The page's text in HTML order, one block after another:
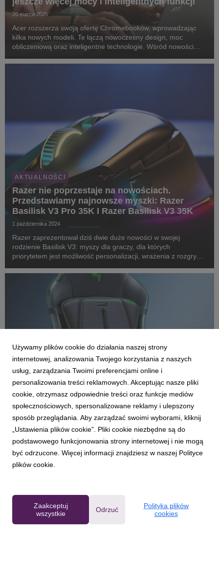
20 marca 2025
Acer rozszerza swoją ofertę Chromebooków, wprowadzając
kilka nowych modeli. Te łączą nowoczesny design, moc
obliczeniową oraz inteligentne technologie. Wśród nowości
oraz ultraprzenośny Acer Chromebook Tab 311.
AKTUALNOŚCI
Razer nie poprzestaje na nowościach.
Przedstawiamy najnowsze myszki: Razer
Basilisk V3 Pro 35K I Razer Basilisk V3 35K
1 października 2024
Razer zaprezentował dziś dwie duże nowości w swojej
rodzienie Basilisk V3: myszy dla graczy, dla których
priorytetem jest możliwość personalizacji, wrażenia z rozgrywki
zupełnie nowa, w pełni konfigurowalna, bez...
AKTUALNOŚCI
Przedstawiamy Razer Freyja: pierwszą na
świecie matę haptyczną od Razer
28 września 2024
Podczas dzisiejszego wydarzenia: RazerCon 2024, firma
Razer z dumą zaprezentowała Razer Freyja: pierwszą na
świecie matę HD Haptics Gaming Cushion. To pionierskie
Używamy plików cookie do działania naszej strony
internetowej, analizowania Twojego korzystania z naszych
usług, zarządzania Twoimi preferencjami online i
personalizowania treści reklamowych. Akceptując nasze pliki
cookie, otrzymasz odpowiednie treści oraz funkcje mediów
społecznościowych, spersonalizowane reklamy i ulepszony
sposób przeglądania. Aby zarządzać swoimi wyborami, kliknij
„Ustawienia plików cookie”. Pliki cookie niezbędne są do
podstawowego funkcjonowania strony internetowej i nie mogą
być odrzucone. Więcej informacji znajdziesz w naszej Polityce
plików cookie.
Zaakceptuj
wszystkie
Odrzuć
Polityka plików
cookies